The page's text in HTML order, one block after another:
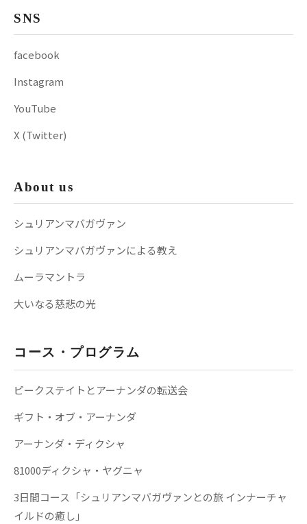
SNS
facebook
Instagram
YouTube
X (Twitter)
About us
シュリアンマバガヴァン
シュリアンマバガヴァンによる教え
ムーラマントラ
大いなる慈悲の光
コース・プログラム
ピークステイトとアーナンダの転送会
ギフト・オブ・アーナンダ
アーナンダ・ディクシャ
81000ディクシャ・ヤグニャ
3日間コース「シュリアンマバガヴァンとの旅 インナーチャ
イルドの癒し」